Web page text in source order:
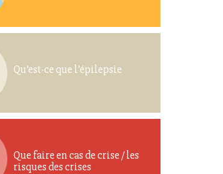
Qu’est-ce que l’épilepsie
Que faire en cas de crise / les
risques des crises